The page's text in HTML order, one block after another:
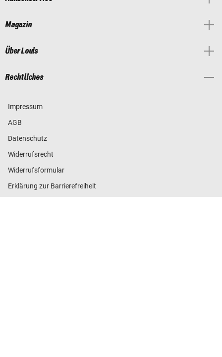
Magazin
Über Louis
Rechtliches
Impressum
AGB
Datenschutz
Widerrufsrecht
Widerrufsformular
Erklärung zur Barrierefreiheit